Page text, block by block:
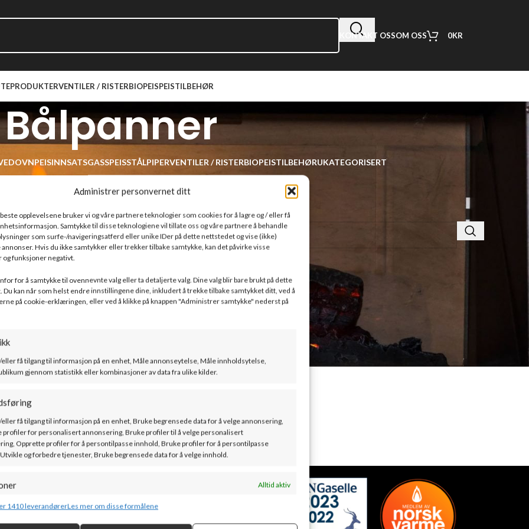
Administrer personvernet ditt
beste opplevelsene bruker vi og våre partnere teknologier som cookies for å lagre og / eller få
Samtykke til disse teknologiene vil tillate oss og våre partnere å behandle
som surfe-/navigeringsatferd eller unike IDer på dette nettstedet og vise (ikke)
Hvis du ikke samtykker eller trekker tilbake samtykke, kan det påvirke visse
funksjoner negativt.
for å samtykke til ovennevnte valg eller ta detaljerte valg. Dine valg blir bare brukt på dette
kan når som helst endre innstillingene dine, inkludert å trekke tilbake samtykket ditt, ved å
på cookie-erklæringen, eller ved å klikke på knappen "Administrer samtykke" nederst på
eller få tilgang til informasjon på en enhet, Måle annonseytelse, Måle innholdsytelse,
gjennom statistikk eller kombinasjoner av data fra ulike kilder.
eller få tilgang til informasjon på en enhet, Bruke begrensede data for å velge annonsering,
profiler for personalisert annonsering, Bruke profiler til å velge personalisert
Opprette profiler for å persontilpasse innhold, Bruke profiler for å persontilpasse
og forbedre tjenester, Bruke begrensede data for å velge innhold.
Alltid aktiv
kombinere data fra andre datakilder, Koble forskjellige enheter, Identifisere
1410 leverandørerLes mer om disse formålene
KONTAKT OSSOM OSS 0KR
VENTILER / RISTERBIOPEISPEISTILBEHØR
Bålpanner
PEISINNSATSGASSPEISSTÅLPIPERVENTILER / RISTERBIOPEISTILBEHØRUKATEGORISERT
som passet med valgene dine.